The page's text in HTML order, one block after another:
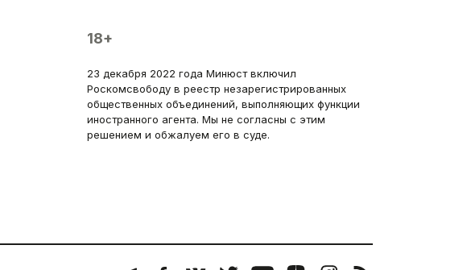
18+
23 декабря 2022 года Минюст включил
Роскомсвободу в реестр незарегистрированных
общественных объединений, выполняющих функции
иностранного агента. Мы не согласны с этим
решением и обжалуем его в суде.